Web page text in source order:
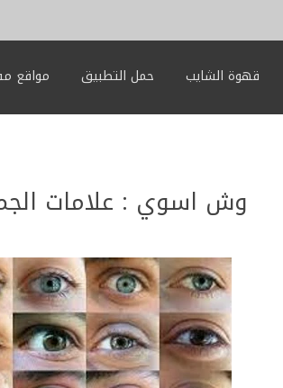
قهوة الشايب حمل التطبيق مواقع
وش اسوي : علامات